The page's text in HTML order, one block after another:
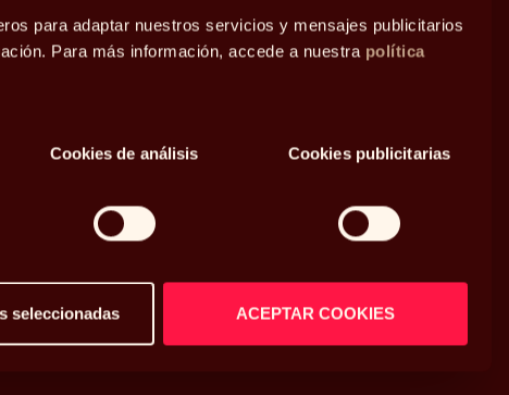
para adaptar nuestros servicios y mensajes publicitarios
Para más información, accede a nuestra política
Cookies de análisis Cookies publicitarias
seleccionadas ACEPTAR COOKIES